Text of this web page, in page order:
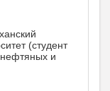
(студент
и